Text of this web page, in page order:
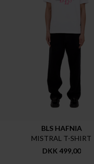
BLS HAFNIA
MISTRAL T-SHIRT
DKK 499,00